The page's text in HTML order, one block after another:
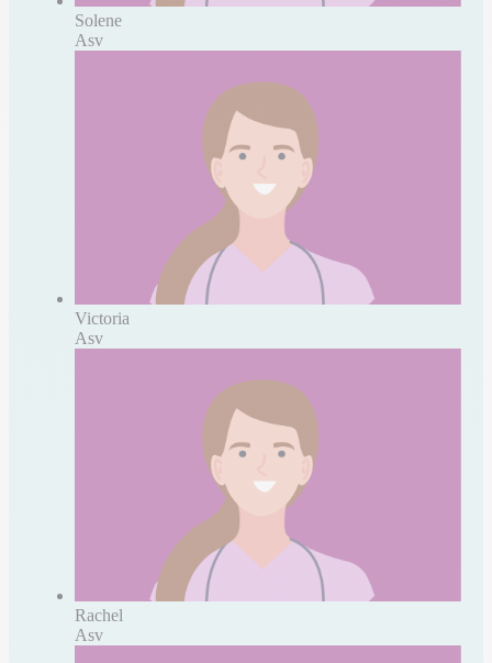
Solene
Asv
Victoria
Asv
Rachel
Asv